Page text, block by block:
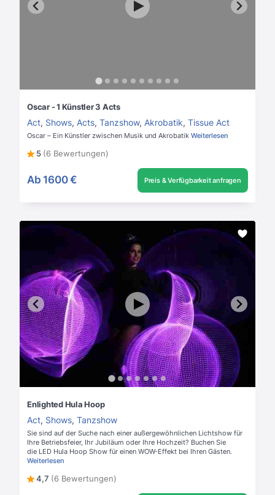
Oscar - 1 Künstler 3 Acts
Act, Shows, Acts, Tanzshow, Akrobatik, Tissue Act
Oscar – Ein Künstler zwischen Musik und Akrobatik Weiterlesen
5 (6 Bewertungen)
Ab 1600 € Preis & Verfügbarkeit anfragen
Enlighted Hula Hoop
Act, Shows, Tanzshow
Sie sind auf der Suche nach einer außergewöhnlichen Lichtshow für
Ihre Betriebsfeier, Ihr Jubiläum oder Ihre Hochzeit? Buchen Sie
die LED Hula Hoop Show für einen WOW-Effekt bei Ihren Gästen.
Weiterlesen
4,7 (6 Bewertungen)